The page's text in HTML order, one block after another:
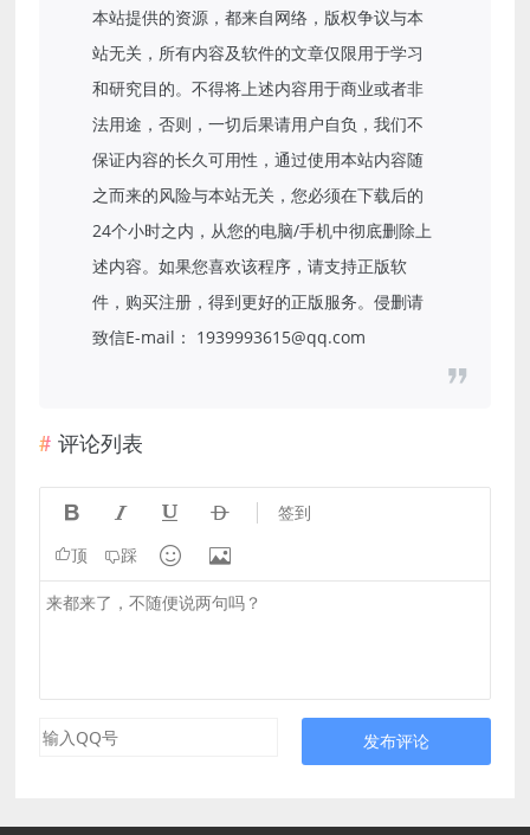
本站提供的资源，都来自网络，版权争议与本
站无关，所有内容及软件的文章仅限用于学习
和研究目的。不得将上述内容用于商业或者非
法用途，否则，一切后果请用户自负，我们不
保证内容的长久可用性，通过使用本站内容随
之而来的风险与本站无关，您必须在下载后的
24个小时之内，从您的电脑/手机中彻底删除上
述内容。如果您喜欢该程序，请支持正版软
件，购买注册，得到更好的正版服务。侵删请
致信E-mail： 1939993615@qq.com
评论列表
    签到
顶 踩  
发布评论